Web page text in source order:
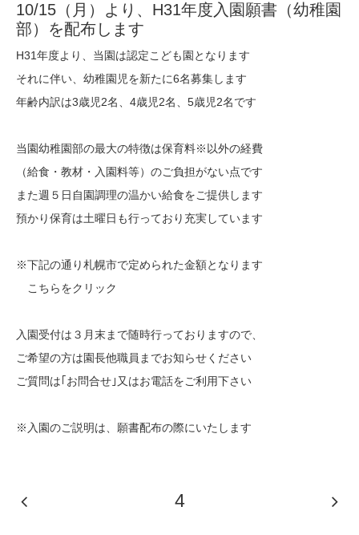
10/15（月）より、H31年度入園願書（幼稚園
部）を配布します
H31年度より、当園は認定こども園となります
それに伴い、幼稚園児を新たに6名募集します
年齢内訳は3歳児2名、4歳児2名、5歳児2名です
当園幼稚園部の最大の特徴は保育料※以外の経費
（給食・教材・入園料等）のご負担がない点です
また週５日自園調理の温かい給食をご提供します
預かり保育は土曜日も行っており充実しています
※下記の通り札幌市で定められた金額となります
こちらをクリック
入園受付は３月末まで随時行っておりますので、
ご希望の方は園長他職員までお知らせください
ご質問は｢お問合せ｣又はお電話をご利用下さい
※入園のご説明は、願書配布の際にいたします
4